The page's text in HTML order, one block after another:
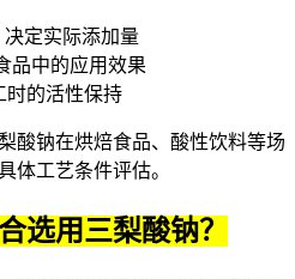
定实际添加量
品中的应用效果
时的活性保持
酸钠在烘焙食品、酸性饮料等场
体工艺条件评估。
选用三梨酸钠？